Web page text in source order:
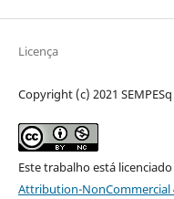
Licença
Copyright (c) 2021
Este trabalho está
Attribution-NonCommercial